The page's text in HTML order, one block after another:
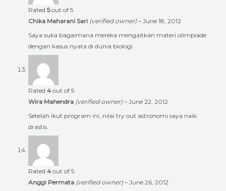
Rated 5out of 5
Chika Maharani Sari (verified owner) – June 18, 2012
Saya suka bagaimana mereka mengaitkan materi olimpiade
dengan kasus nyata di dunia biologi.
Rated 4 out of 5
Wira Mahendra (verified owner) – June 22, 2012
Setelah ikut program ini, nilai try out astronomi saya naik
drastis.
Rated 4 out of 5
Anggi Permata (verified owner) – June 26, 2012